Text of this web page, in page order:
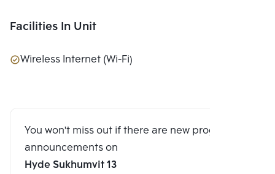
Facilities In Unit
Wireless Internet (Wi-Fi)
You won't miss out if there are new program
announcements on
Hyde Sukhumvit 13